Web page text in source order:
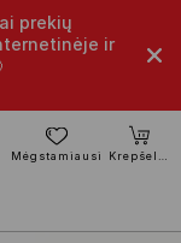
prekių
ir
Mėgstamiausi Krepšelis